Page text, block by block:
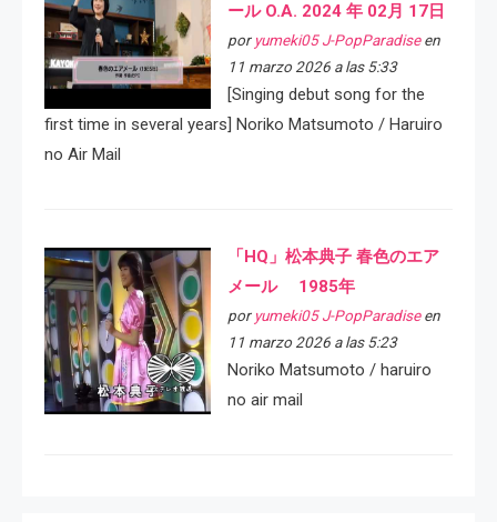
ール O.A. 2024 年 02月 17日
por yumeki05 J-PopParadiseen
11 marzo 2026 a las 5:33
[Singing debut song for the
first time in several years] Noriko Matsumoto / Haruiro
no Air Mail
「HQ」松本典子 春色のエア
メール 1985年
por yumeki05 J-PopParadiseen
11 marzo 2026 a las 5:23
Noriko Matsumoto / haruiro
no air mail